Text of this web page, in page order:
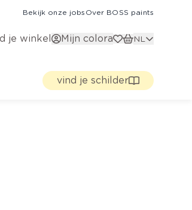
Bekijk onze jobs Over BOSS paints
je winkel Mijn colora NL
vind je schilder